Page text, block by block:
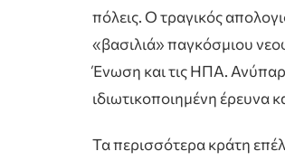
πόλεις. Ο τραγικός
«βασιλιά» παγκόσμιου
Ένωση και τις ΗΠΑ.
ιδιωτικοποιημένη έρευνα
Τα περισσότερα κράτη